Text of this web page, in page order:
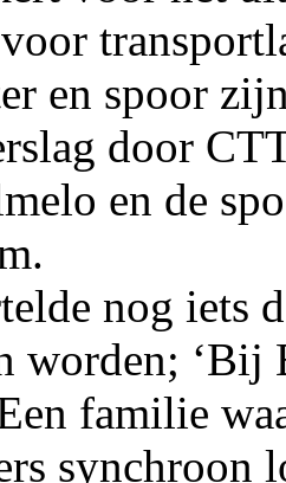
en spoor
door
en de
nog iets
worden;
familie
synchroon